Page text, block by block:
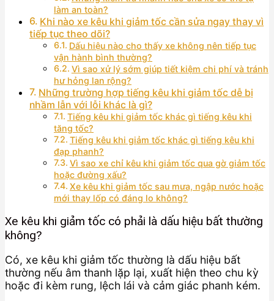
làm an toàn?
Khi nào xe kêu khi giảm tốc cần sửa ngay thay vì
tiếp tục theo dõi?
Dấu hiệu nào cho thấy xe không nên tiếp tục
vận hành bình thường?
Vì sao xử lý sớm giúp tiết kiệm chi phí và tránh
hư hỏng lan rộng?
Những trường hợp tiếng kêu khi giảm tốc dễ bị
nhầm lẫn với lỗi khác là gì?
Tiếng kêu khi giảm tốc khác gì tiếng kêu khi
tăng tốc?
Tiếng kêu khi giảm tốc khác gì tiếng kêu khi
đạp phanh?
Vì sao xe chỉ kêu khi giảm tốc qua gờ giảm tốc
hoặc đường xấu?
Xe kêu khi giảm tốc sau mưa, ngập nước hoặc
mới thay lốp có đáng lo không?
Xe kêu khi giảm tốc có phải là dấu hiệu bất thường
không?
Có, xe kêu khi giảm tốc thường là dấu hiệu bất
thường nếu âm thanh lặp lại, xuất hiện theo chu kỳ
hoặc đi kèm rung, lệch lái và cảm giác phanh kém.